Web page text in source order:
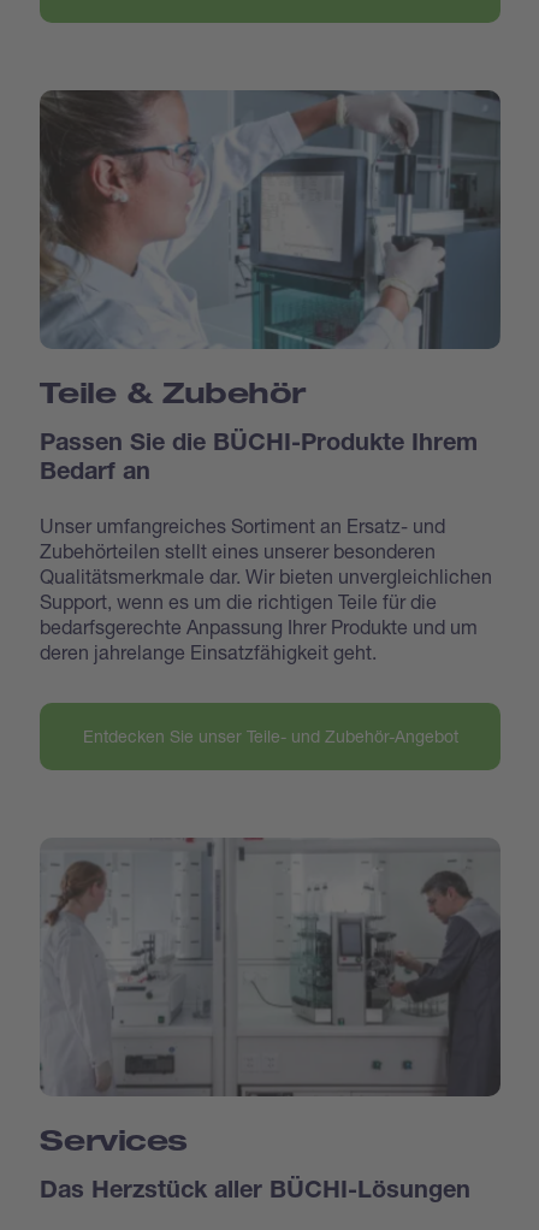
Teile & Zubehör
Passen Sie die BÜCHI-Produkte Ihrem
Bedarf an
Unser umfangreiches Sortiment an Ersatz- und
Zubehörteilen stellt eines unserer besonderen
Qualitätsmerkmale dar. Wir bieten unvergleichlichen
Support, wenn es um die richtigen Teile für die
bedarfsgerechte Anpassung Ihrer Produkte und um
deren jahrelange Einsatzfähigkeit geht.
Entdecken Sie unser Teile- und Zubehör-Angebot
Services
Das Herzstück aller BÜCHI-Lösungen